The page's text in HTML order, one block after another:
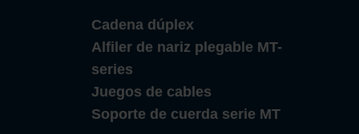
Cadena dúplex
Alfiler de nariz plegable MT-
series
Juegos de cables
Soporte de cuerda serie MT